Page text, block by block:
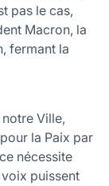
pas le cas,
Macron, la
fermant la
Ville,
la Paix par
nécessite
puissent